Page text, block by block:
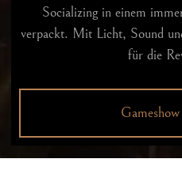
Socializing in einem
verpackt. Mit Licht, Sound
für die